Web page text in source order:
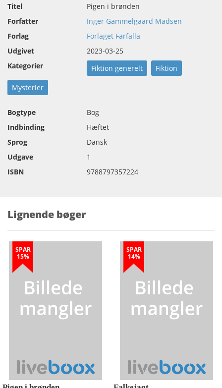
Titel
Pigen i brønden
Forfatter
Inger Gammelgaard Madsen
Forlag
Forlaget Farfalla
Udgivet
2023-03-25
Kategorier
Fiktion generelt Fiktion
Mysterier
Bogtype
Bog
Indbinding
Hæftet
Sprog
Dansk
Udgave
1
ISBN
9788797357224
Lignende bøger
SPAR
15%
SPAR
14%